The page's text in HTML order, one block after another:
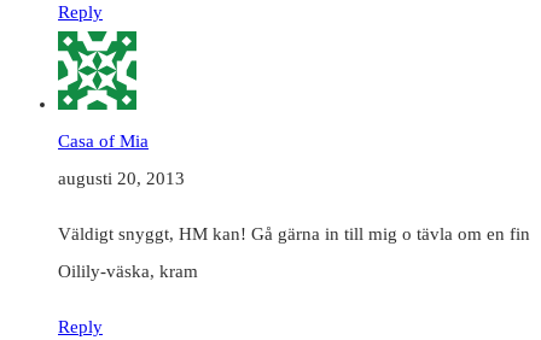
Reply
Casa of Mia
augusti 20, 2013
Väldigt snyggt, HM kan! Gå gärna in till mig o tävla om en fin
Oilily-väska, kram
Reply